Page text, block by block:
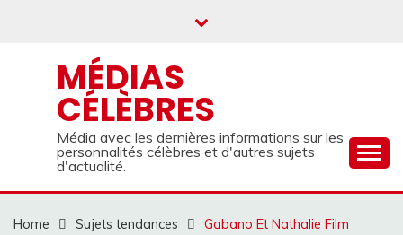
MÉDIAS
CÉLÈBRES
Média avec les dernières informations sur les
personnalités célèbres et d'autres sujets
d'actualité.
Home Sujets tendances Gabano Et Nathalie Film